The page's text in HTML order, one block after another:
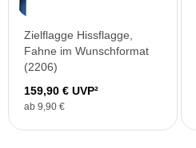
Zielflagge Hissflagge,
Fahne im Wunschformat
(2206)
159,90 € UVP²
ab 9,90 €